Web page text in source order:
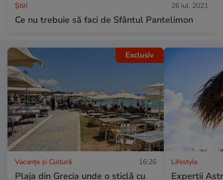
Ştiri 26 iul. 2021
Ce nu trebuie să faci de Sfântul Pantelimon
Exclusiv
Vacanțe și Cultură 16:26
Plaja din Grecia unde o sticlă cu
Lifestyle
Experții